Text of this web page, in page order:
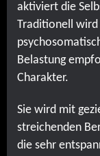
aktiviert die
Traditionell wird
Belastung
Charakter.
Sie wird mit
streichenden
die sehr